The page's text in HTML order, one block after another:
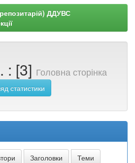
ДДУВС
: [3] Головна сторінка
статистики